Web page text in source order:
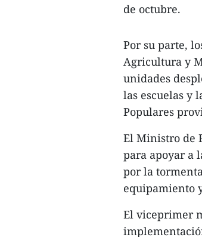
de octubre.
Por su parte,
Agricultura y
unidades
las escuelas y
Populares
El Ministro de
para apoyar a
por la
equipamiento
El viceprimer